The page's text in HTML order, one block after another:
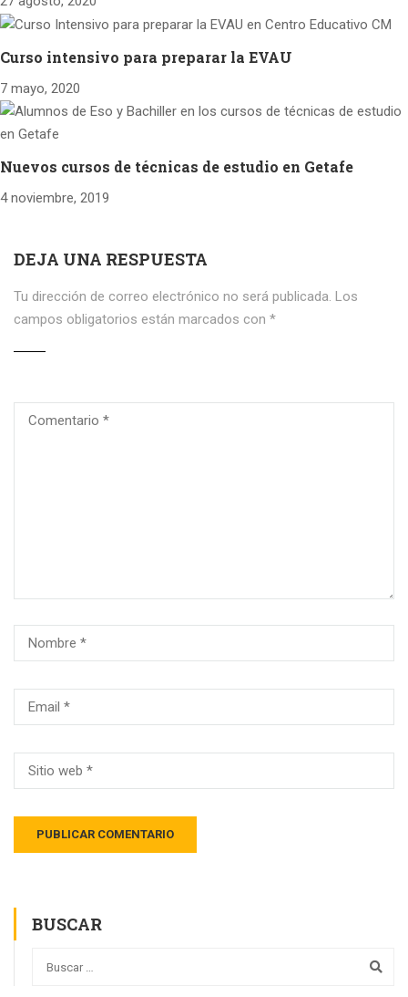
Curso intensivo para preparar la EVAU
7 mayo, 2020
Nuevos cursos de técnicas de estudio en Getafe
4 noviembre, 2019
DEJA UNA RESPUESTA
Tu dirección de correo electrónico no será publicada. Los
campos obligatorios están marcados con *
BUSCAR